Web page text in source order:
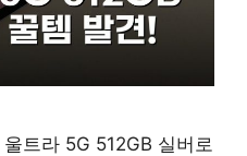
트라 5G 512GB 실버로